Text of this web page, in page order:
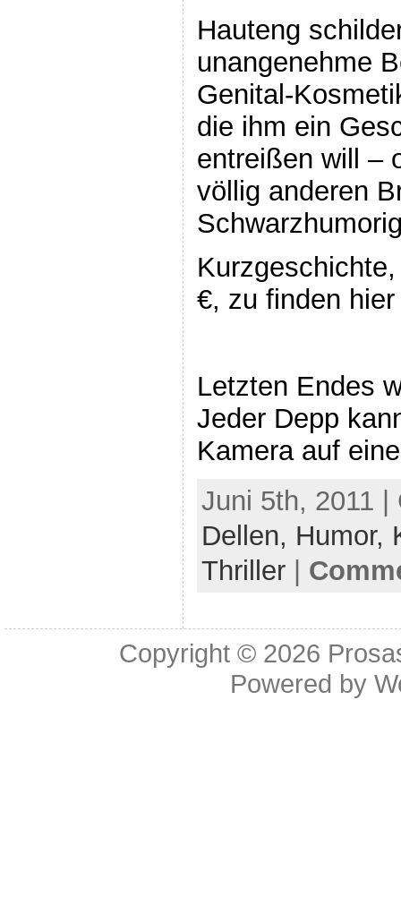
Hauteng
unangenehme
Genital-
die ihm ein
entreißen will –
völlig anderen
€, zu finden hier
Letzten Endes
Jeder Depp
Kamera auf
Juni 5th, 2011
Dellen, Humor,
Thriller|
Copyright © 2026
Powered by